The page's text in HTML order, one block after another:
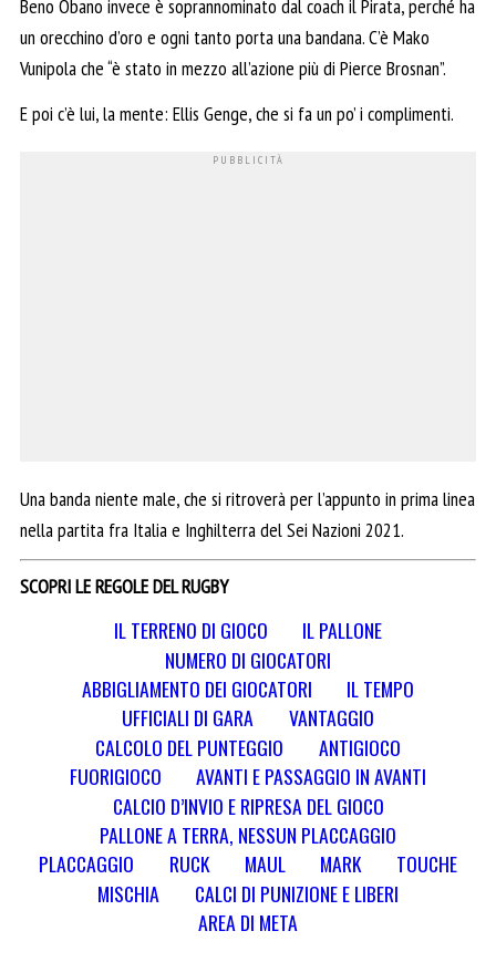
Beno Obano invece è soprannominato dal coach il Pirata, perché ha
un orecchino d’oro e ogni tanto porta una bandana. C’è Mako
Vunipola che “è stato in mezzo all’azione più di Pierce Brosnan”.
E poi c’è lui, la mente: Ellis Genge, che si fa un po’ i complimenti.
Una banda niente male, che si ritroverà per l’appunto in prima linea
nella partita fra Italia e Inghilterra del Sei Nazioni 2021.
SCOPRI LE REGOLE DEL RUGBY
IL TERRENO DI GIOCO
IL PALLONE
NUMERO DI GIOCATORI
ABBIGLIAMENTO DEI GIOCATORI
IL TEMPO
UFFICIALI DI GARA
VANTAGGIO
CALCOLO DEL PUNTEGGIO
ANTIGIOCO
FUORIGIOCO
AVANTI E PASSAGGIO IN AVANTI
CALCIO D’INVIO E RIPRESA DEL GIOCO
PALLONE A TERRA, NESSUN PLACCAGGIO
PLACCAGGIO
RUCK MAUL MARK
TOUCHE
MISCHIA
CALCI DI PUNIZIONE E LIBERI
AREA DI META